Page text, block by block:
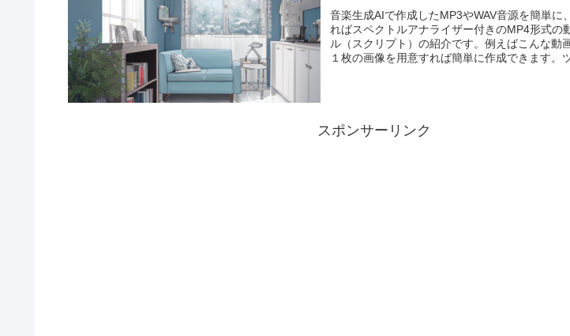
音楽生成AIで作成したMP3やWAV音源を簡単に
ればスペクトルアナライザー付きのMP4形式の
ル（スクリプト）の紹介です。例えばこんな動
１枚の画像を用意すれば簡単に作成できます。ツ
スポンサーリンク